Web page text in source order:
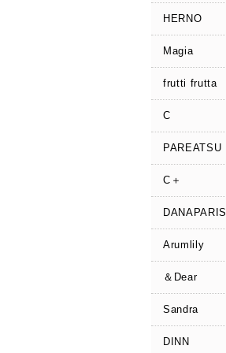
HERNO
Magia
frutti frutta
C
PAREATSU
C＋
DANAPARIS
Arumlily
＆Dear
Sandra
DINN